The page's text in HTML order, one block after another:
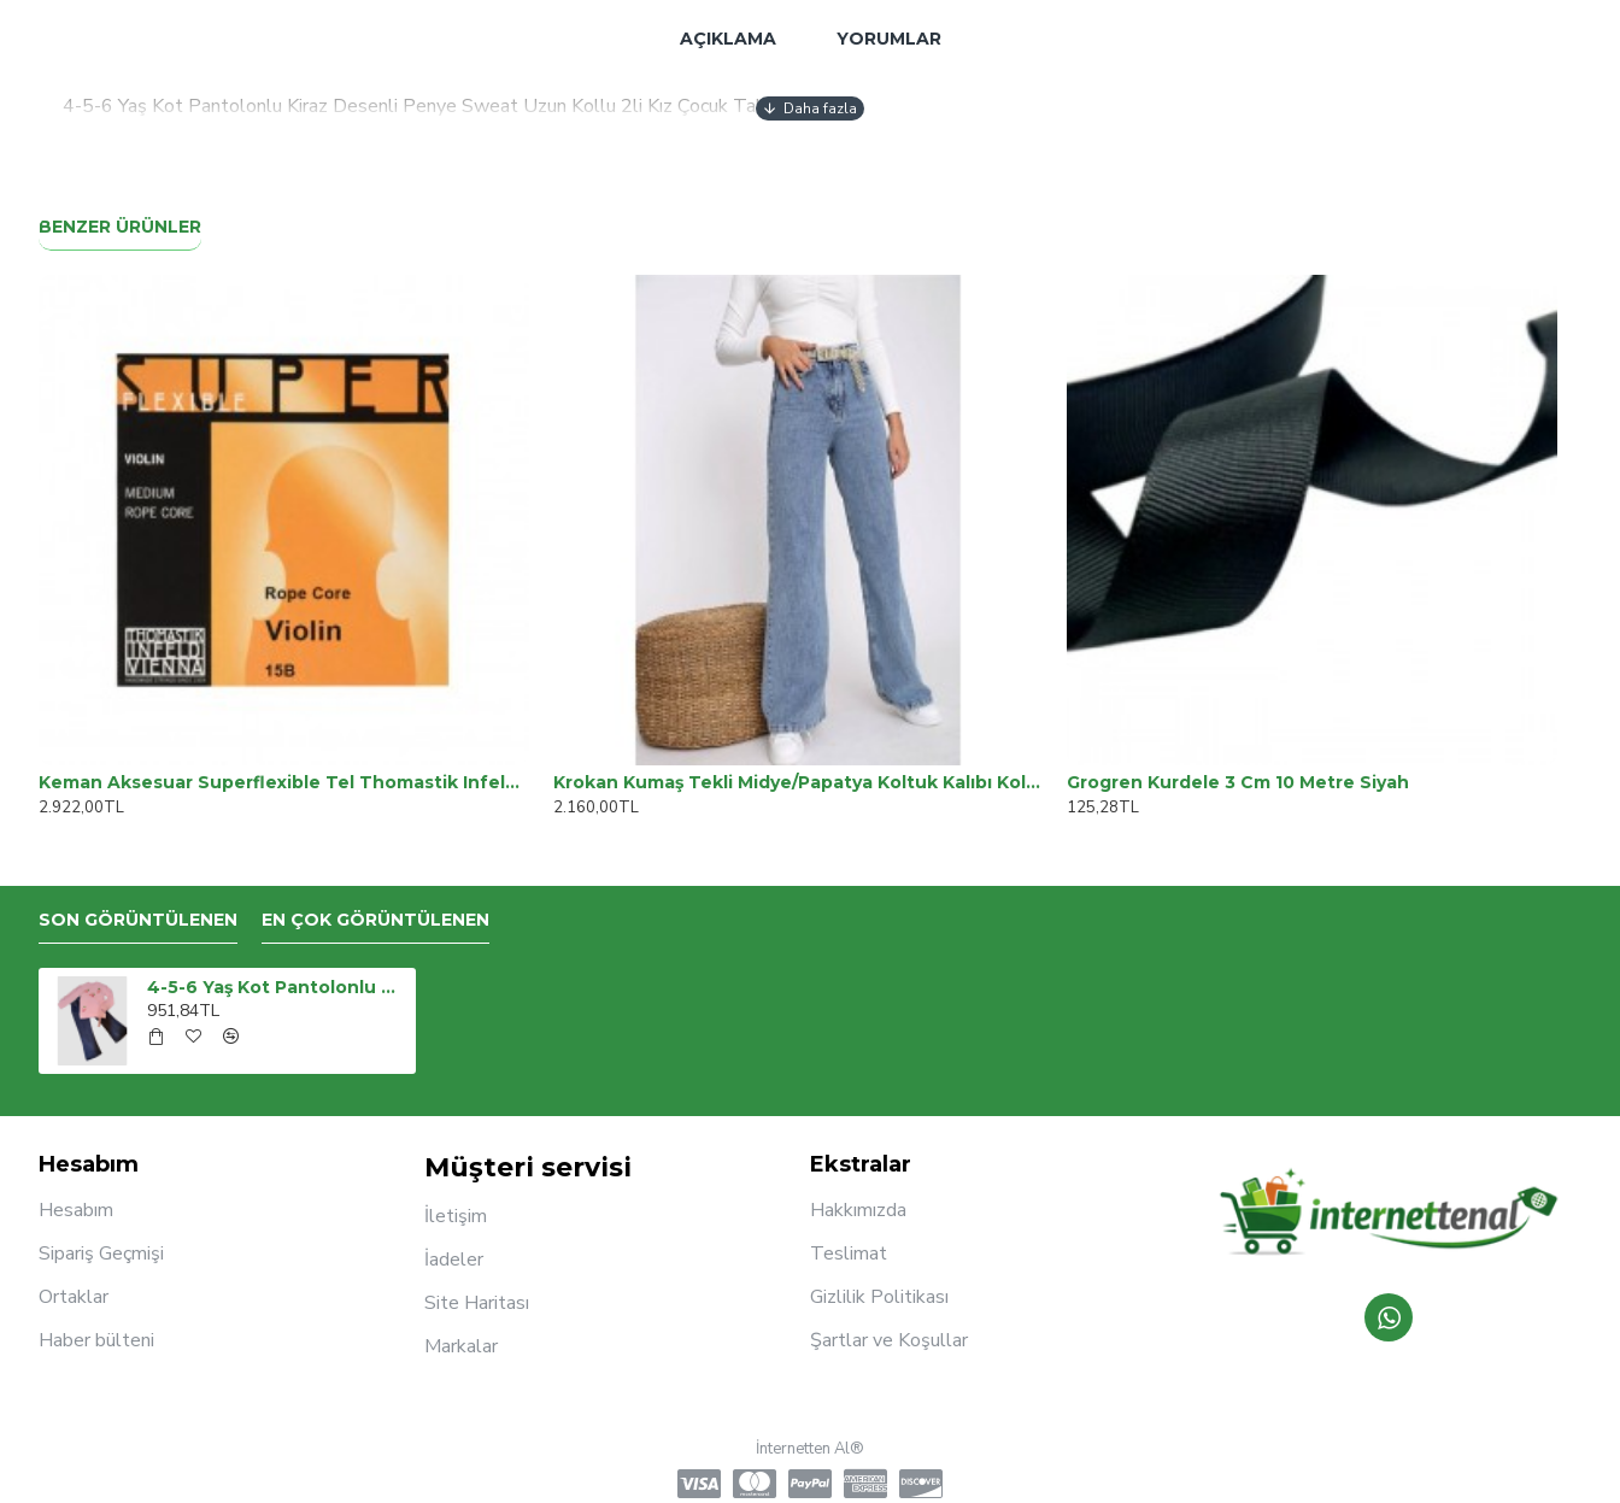
AÇIKLAMA YORUMLAR
4-5-6 Yaş Kot Pantolonlu Kiraz Desenli Penye Sweat Uzun Kollu 2li Kız Çocuk Takımı
BENZER ÜRÜNLER
Keman Aksesuar Superflexible Tel Thomastik Infeld TH-15B
2.922,00TL
Krokan Kumaş Tekli Midye/Papatya Koltuk Kalıbı Koltuk Örtüsü
2.160,00TL
Grogren Kurdele 3 Cm 10 Metre Siyah
125,28TL
SON GÖRÜNTÜLENEN EN ÇOK GÖRÜNTÜLENEN
4-5-6 Yaş Kot Pantolonlu Kiraz Desenli Penye Sweat Uzun Kollu 2li Kız Çocuk Takımı
951,84TL
Hesabım
Hesabım
Sipariş Geçmişi
Ortaklar
Haber bülteni
Müşteri servisi
İletişim
İadeler
Site Haritası
Markalar
Ekstralar
Hakkımızda
Teslimat
Gizlilik Politikası
Şartlar ve Koşullar
İnternetten Al®